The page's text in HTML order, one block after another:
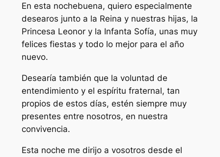
En esta nochebuena, quiero especialmente
desearos junto a la Reina y nuestras hijas, la
Princesa Leonor y la Infanta Sofía, unas muy
felices fiestas y todo lo mejor para el año
nuevo.
Desearía también que la voluntad de
entendimiento y el espíritu fraternal, tan
propios de estos días, estén siempre muy
presentes entre nosotros, en nuestra
convivencia.
Esta noche me dirijo a vosotros desde el